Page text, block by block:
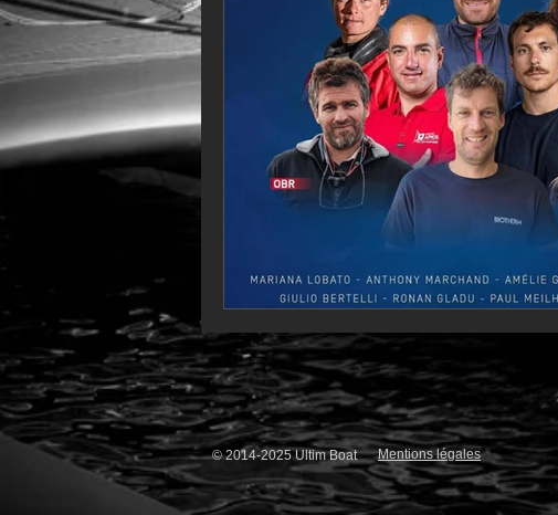
Class Rhum JMD54
TF35 Business AC75
© 2014-2025 Ultim Boat Mentions légales